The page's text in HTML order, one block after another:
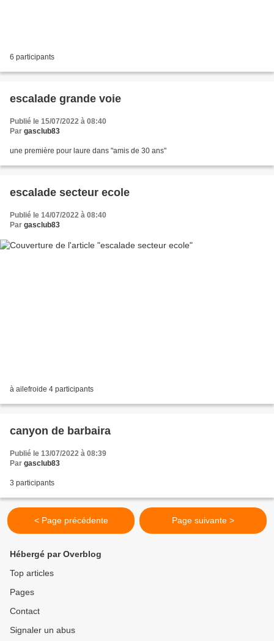
6 participants
escalade grande voie
Publié le 15/07/2022 à 08:40
Par gasclub83
une première pour laure dans "amis de 30 ans"
escalade secteur ecole
Publié le 14/07/2022 à 08:40
Par gasclub83
à ailefroide 4 participants
canyon de barbaira
Publié le 13/07/2022 à 08:39
Par gasclub83
3 participants
< Page précédente Page suivante >
Hébergé par Overblog
Top articles
Pages
Contact
Signaler un abus